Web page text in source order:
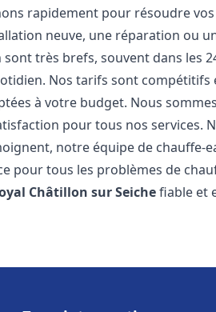
rapidement pour résoudre
neuve, une réparation ou
très brefs, souvent dans les
Nos tarifs sont
à votre budget. Nous
pour tous nos services.
notre équipe de chauffe-
pour tous les problèmes de
Châtillon sur Seichefiable et